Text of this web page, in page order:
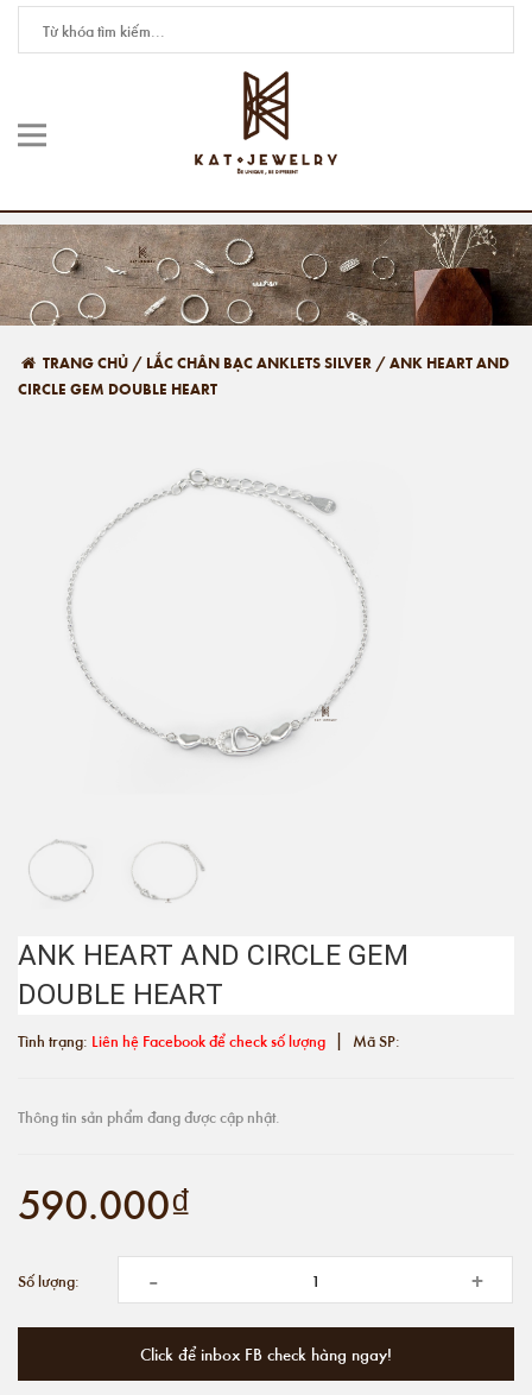
TRANG CHỦ / LẮC CHÂN BẠC ANKLETS SILVER /ANK HEART AND
CIRCLE GEM DOUBLE HEART
ANK HEART AND CIRCLE GEM
DOUBLE HEART
Tình trạng: Liên hệ Facebook để check số lượng | Mã SP:
Thông tin sản phẩm đang được cập nhật.
590.000₫
Số lượng: - +
Click để inbox FB check hàng ngay!